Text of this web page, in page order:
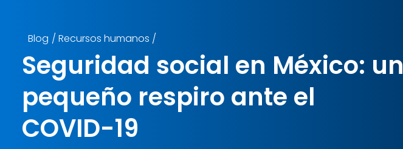
Blog / Recursos humanos /
Seguridad social en México: un
pequeño respiro ante el
COVID-19